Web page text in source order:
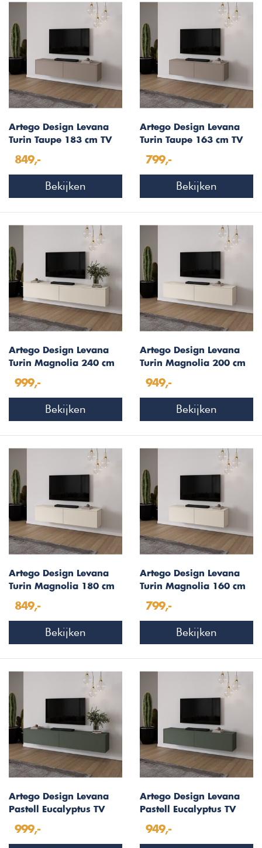
Artego Design Levana
Turin Taupe 183 cm TV
849,-
Bekijken
Artego Design Levana
Turin Taupe 163 cm TV
799,-
Bekijken
Artego Design Levana
Turin Magnolia 240 cm
999,-
Bekijken
Artego Design Levana
Turin Magnolia 200 cm
949,-
Bekijken
Artego Design Levana
Turin Magnolia 180 cm
849,-
Bekijken
Artego Design Levana
Turin Magnolia 160 cm
799,-
Bekijken
Artego Design Levana
Pastell Eucalyptus TV
999,-
Artego Design Levana
Pastell Eucalyptus TV
949,-